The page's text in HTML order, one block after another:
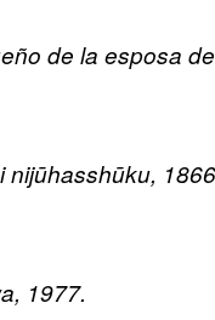
de la esposa
nijūhasshūku,
1977.